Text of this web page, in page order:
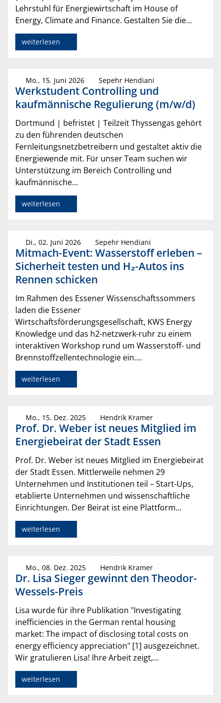
Lehrstuhl für Energiewirtschaft im House of
Energy, Climate and Finance. Gestalten Sie die...
weiterlesen
Mo., 15. Juni 2026 Sepehr Hendiani
Werkstudent Controlling und
kaufmännische Regulierung (m/w/d)
Dortmund | befristet | Teilzeit Thyssengas gehört
zu den führenden deutschen
Fernleitungsnetzbetreibern und gestaltet aktiv die
Energiewende mit. Für unser Team suchen wir
Unterstützung im Bereich Controlling und
kaufmännische...
weiterlesen
Di., 02. Juni 2026 Sepehr Hendiani
Mitmach-Event: Wasserstoff erleben –
Sicherheit testen und H₂-Autos ins
Rennen schicken
Im Rahmen des Essener Wissenschaftssommers
laden die Essener
Wirtschaftsförderungsgesellschaft, KWS Energy
Knowledge und das h2-netzwerk-ruhr zu einem
interaktiven Workshop rund um Wasserstoff- und
Brennstoffzellentechnologie ein....
weiterlesen
Mo., 15. Dez. 2025 Hendrik Kramer
Prof. Dr. Weber ist neues Mitglied im
Energiebeirat der Stadt Essen
Prof. Dr. Weber ist neues Mitglied im Energiebeirat
der Stadt Essen. Mittlerweile nehmen 29
Unternehmen und Institutionen teil – Start-Ups,
etablierte Unternehmen und wissenschaftliche
Einrichtungen. Der Beirat ist eine Plattform...
weiterlesen
Mo., 08. Dez. 2025 Hendrik Kramer
Dr. Lisa Sieger gewinnt den Theodor-
Wessels-Preis
Lisa wurde für ihre Publikation "Investigating
inefficiencies in the German rental housing
market: The impact of disclosing total costs on
energy efficiency appreciation" [1] ausgezeichnet.
Wir gratulieren Lisa! Ihre Arbeit zeigt,...
weiterlesen